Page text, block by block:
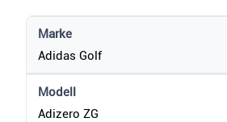
Marke
Adidas Golf
Modell
Adizero ZG